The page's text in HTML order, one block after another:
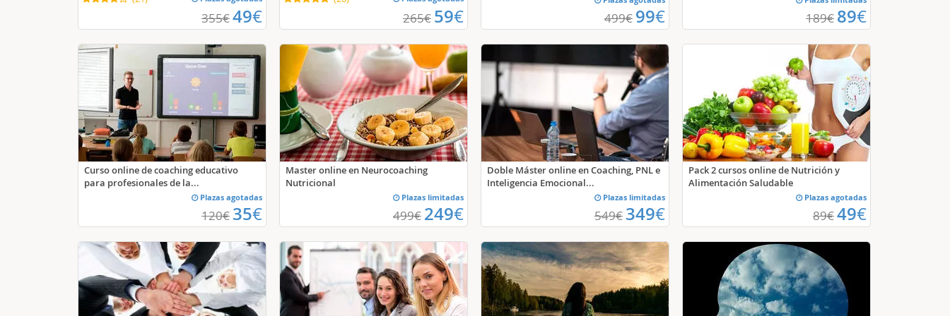
355€49€ 265€ 59€ 499€ 99€ 189€ 89€
Curso online de coaching educativo
para profesionales de la...
Plazas agotadas
120€ 35€
Master online en Neurocoaching
Nutricional
Plazas limitadas
499€ 249€
Doble Máster online en Coaching, PNL e
Inteligencia Emocional...
Plazas limitadas
549€ 349€
Pack 2 cursos online de Nutrición y
Alimentación Saludable
Plazas agotadas
89€49€